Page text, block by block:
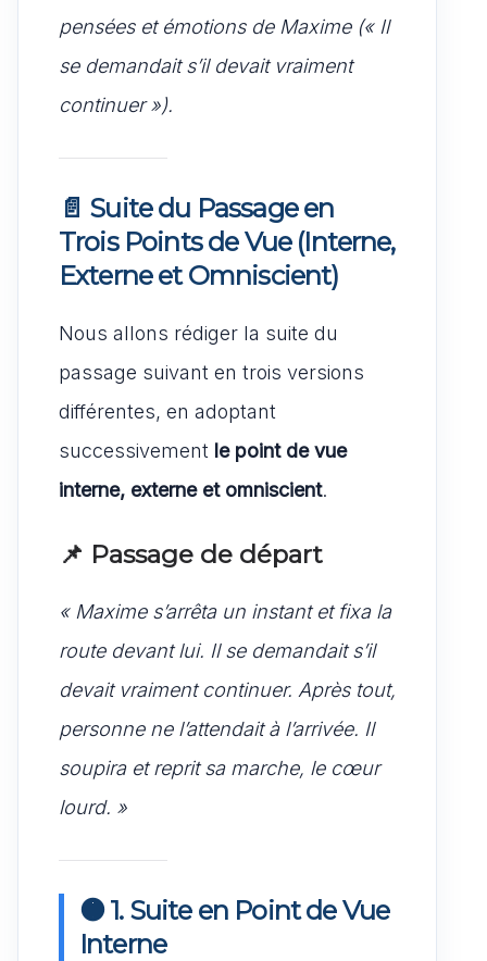
pensées et émotions de Maxime (« Il
se demandait s’il devait vraiment
continuer »).
📄 Suite du Passage en
Trois Points de Vue (Interne,
Externe et Omniscient)
Nous allons rédiger la suite du
passage suivant en trois versions
différentes, en adoptant
successivement le point de vue
interne, externe et omniscient.
📌 Passage de départ
« Maxime s’arrêta un instant et fixa la
route devant lui. Il se demandait s’il
devait vraiment continuer. Après tout,
personne ne l’attendait à l’arrivée. Il
soupira et reprit sa marche, le cœur
lourd. »
🟠 1. Suite en Point de Vue
Interne